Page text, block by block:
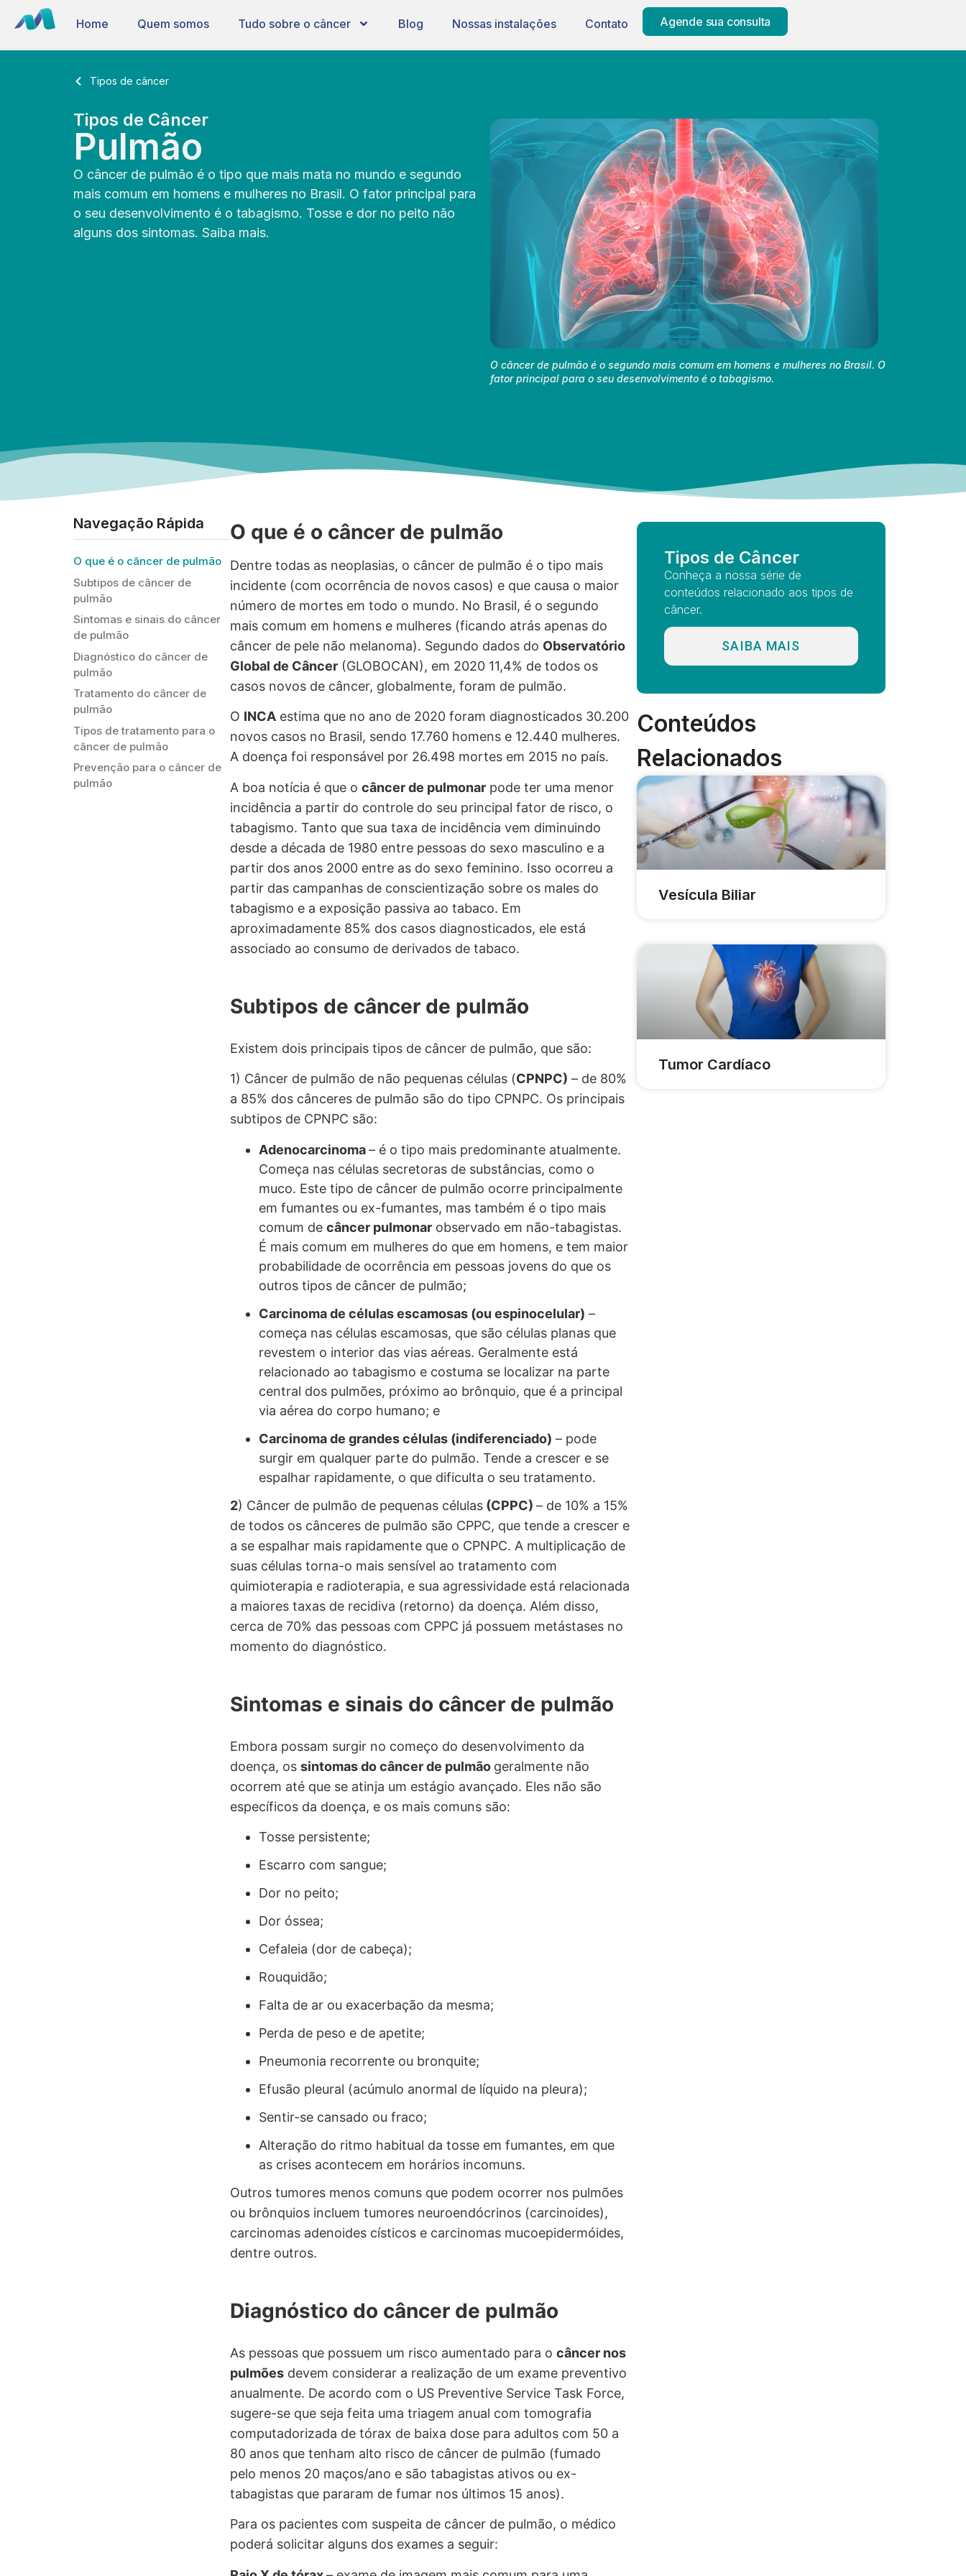
Home Quem somos Tudo sobre o câncer Blog Nossas instalações Contato Agende sua consulta
Tipos de câncer
Tipos de Câncer
Pulmão
O câncer de pulmão é o tipo que mais mata no mundo e segundo
mais comum em homens e mulheres no Brasil. O fator principal para
o seu desenvolvimento é o tabagismo. Tosse e dor no peito não
alguns dos sintomas. Saiba mais.
O câncer de pulmão é o segundo mais comum em homens e mulheres no Brasil. O
fator principal para o seu desenvolvimento é o tabagismo.
Navegação Rápida
O que é o câncer de pulmão
Subtipos de câncer de
pulmão
Sintomas e sinais do câncer
de pulmão
Diagnóstico do câncer de
pulmão
Tratamento do câncer de
pulmão
Tipos de tratamento para o
câncer de pulmão
Prevenção para o câncer de
pulmão
O que é o câncer de pulmão
Dentre todas as neoplasias, o câncer de pulmão é o tipo mais
incidente (com ocorrência de novos casos) e que causa o maior
número de mortes em todo o mundo. No Brasil, é o segundo
mais comum em homens e mulheres (ficando atrás apenas do
câncer de pele não melanoma). Segundo dados do Observatório
Global de Câncer(GLOBOCAN), em 2020 11,4% de todos os
casos novos de câncer, globalmente, foram de pulmão.
O INCAestima que no ano de 2020 foram diagnosticados 30.200
novos casos no Brasil, sendo 17.760 homens e 12.440 mulheres.
A doença foi responsável por 26.498 mortes em 2015 no país.
A boa notícia é que o câncer de pulmonarpode ter uma menor
incidência a partir do controle do seu principal fator de risco, o
tabagismo. Tanto que sua taxa de incidência vem diminuindo
desde a década de 1980 entre pessoas do sexo masculino e a
partir dos anos 2000 entre as do sexo feminino. Isso ocorreu a
partir das campanhas de conscientização sobre os males do
tabagismo e a exposição passiva ao tabaco. Em
aproximadamente 85% dos casos diagnosticados, ele está
associado ao consumo de derivados de tabaco.
Subtipos de câncer de pulmão
Existem dois principais tipos de câncer de pulmão, que são:
1) Câncer de pulmão de não pequenas células (CPNPC) – de 80%
a 85% dos cânceres de pulmão são do tipo CPNPC. Os principais
subtipos de CPNPC são:
Adenocarcinoma– é o tipo mais predominante atualmente.
Começa nas células secretoras de substâncias, como o
muco. Este tipo de câncer de pulmão ocorre principalmente
em fumantes ou ex-fumantes, mas também é o tipo mais
comum de câncer pulmonarobservado em não-tabagistas.
É mais comum em mulheres do que em homens, e tem maior
probabilidade de ocorrência em pessoas jovens do que os
outros tipos de câncer de pulmão;
Carcinoma de células escamosas (ou espinocelular) –
começa nas células escamosas, que são células planas que
revestem o interior das vias aéreas. Geralmente está
relacionado ao tabagismo e costuma se localizar na parte
central dos pulmões, próximo ao brônquio, que é a principal
via aérea do corpo humano; e
Carcinoma de grandes células (indiferenciado) – pode
surgir em qualquer parte do pulmão. Tende a crescer e se
espalhar rapidamente, o que dificulta o seu tratamento.
2) Câncer de pulmão de pequenas células(CPPC) – de 10% a 15%
de todos os cânceres de pulmão são CPPC, que tende a crescer e
a se espalhar mais rapidamente que o CPNPC. A multiplicação de
suas células torna-o mais sensível ao tratamento com
quimioterapia e radioterapia, e sua agressividade está relacionada
a maiores taxas de recidiva (retorno) da doença. Além disso,
cerca de 70% das pessoas com CPPC já possuem metástases no
momento do diagnóstico.
Sintomas e sinais do câncer de pulmão
Embora possam surgir no começo do desenvolvimento da
doença, os sintomas do câncer de pulmão geralmente não
ocorrem até que se atinja um estágio avançado. Eles não são
específicos da doença, e os mais comuns são:
Tosse persistente;
Escarro com sangue;
Dor no peito;
Dor óssea;
Cefaleia (dor de cabeça);
Rouquidão;
Falta de ar ou exacerbação da mesma;
Perda de peso e de apetite;
Pneumonia recorrente ou bronquite;
Efusão pleural (acúmulo anormal de líquido na pleura);
Sentir-se cansado ou fraco;
Alteração do ritmo habitual da tosse em fumantes, em que
as crises acontecem em horários incomuns.
Outros tumores menos comuns que podem ocorrer nos pulmões
ou brônquios incluem tumores neuroendócrinos (carcinoides),
carcinomas adenoides císticos e carcinomas mucoepidermóides,
dentre outros.
Diagnóstico do câncer de pulmão
As pessoas que possuem um risco aumentado para o câncer nos
pulmõesdevem considerar a realização de um exame preventivo
anualmente. De acordo com o US Preventive Service Task Force,
sugere-se que seja feita uma triagem anual com tomografia
computadorizada de tórax de baixa dose para adultos com 50 a
80 anos que tenham alto risco de câncer de pulmão (fumado
pelo menos 20 maços/ano e são tabagistas ativos ou ex-
tabagistas que pararam de fumar nos últimos 15 anos).
Para os pacientes com suspeita de câncer de pulmão, o médico
poderá solicitar alguns dos exames a seguir:
Tipos de Câncer
Conheça a nossa série de
conteúdos relacionado aos tipos de
câncer.
SAIBA MAIS
Conteúdos
Relacionados
Vesícula Biliar
Tumor Cardíaco